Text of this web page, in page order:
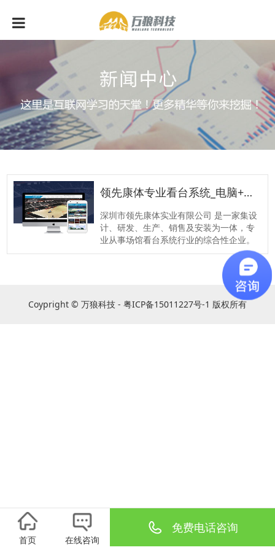
领先康体专业看台系统_电脑+手机网站
深圳市领先康体实业有限公司 是一家集设
计、研发、生产、销售及安装为一体，专
业从事场馆看台系统行业的综合性企业。
自1994年成立以来，就一直保持着在场馆
看台系统领域的领先地位，是中国最早从
事场馆看台系统的专业制造商及供应商。
Coypright © 万狼科技 - 粤ICP备15011227号-1 版权所有
首页 在线咨询
免费电话咨询